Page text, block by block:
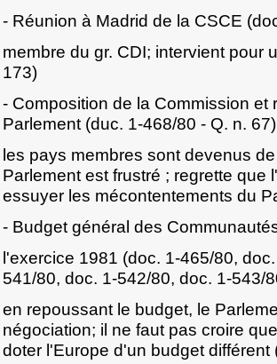
- Réunion à Madrid de la CSCE
membre du gr. CDI; intervient pour
173)
- Composition de la Commission
Parlement (duc. 1-468/80 - Q. n.
les pays membres sont devenus
Parlement est frustré ; regrette
essuyer les mécontentements du
- Budget général des
l'exercice 1981 (doc. 1-465/80,
541/80, doc. 1-542/80, doc. 1-543/
en repoussant le budget, le
négociation; il ne faut pas croire
doter l'Europe d'un budget